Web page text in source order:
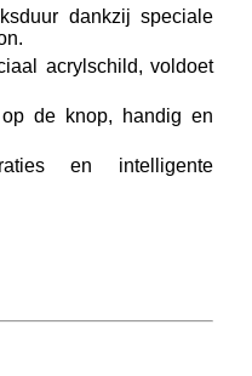
dankzij speciale
acrylschild, voldoet
de knop, handig en
en intelligente